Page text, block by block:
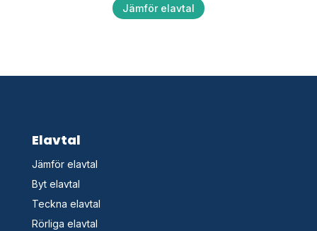
Jämför elavtal
Elavtal
Jämför elavtal
Byt elavtal
Teckna elavtal
Rörliga elavtal